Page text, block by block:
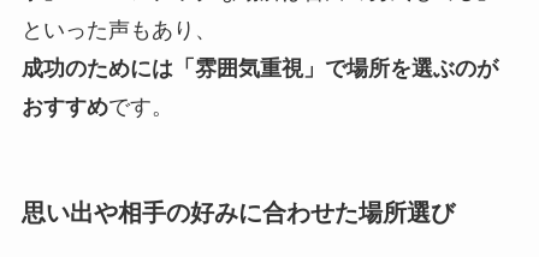
といった声もあり、
成功のためには「雰囲気重視」で場所を選ぶのが
おすすめです。
思い出や相手の好みに合わせた場所選び